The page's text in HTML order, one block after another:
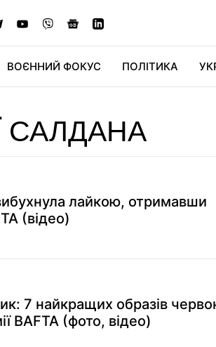
ВОЄННИЙ ФОКУС ПОЛІТИКА
САЛДАНА
лайкою, отримавши
(відео)
7 найкращих образів
BAFTA (фото, відео)